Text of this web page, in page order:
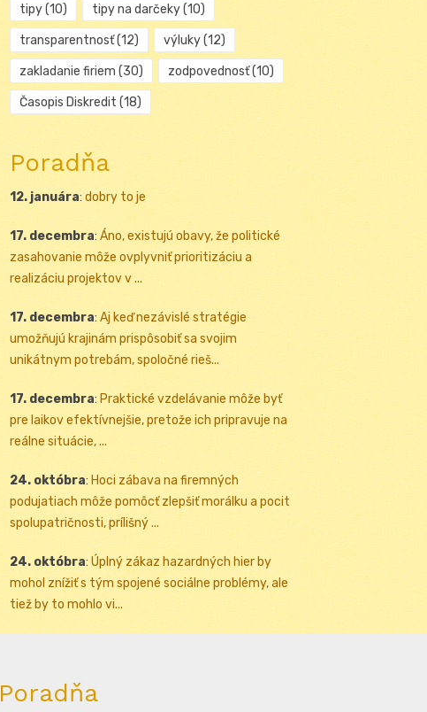
tipy(10) tipy na darčeky(10)
transparentnosť(12) výluky(12)
zakladanie firiem (30) zodpovednosť(10)
Časopis Diskredit (18)
Poradňa
12. januára: dobry to je
17. decembra: Áno, existujú obavy, že politické
zasahovanie môže ovplyvniť prioritizáciu a
realizáciu projektov v ...
17. decembra: Aj keď nezávislé stratégie
umožňujú krajinám prispôsobiť sa svojim
unikátnym potrebám, spoločné rieš...
17. decembra: Praktické vzdelávanie môže byť
pre laikov efektívnejšie, pretože ich pripravuje na
reálne situácie, ...
24. októbra: Hoci zábava na firemných
podujatiach môže pomôcť zlepšiť morálku a pocit
spolupatričnosti, prílišný ...
24. októbra: Úplný zákaz hazardných hier by
mohol znížiť s tým spojené sociálne problémy, ale
tiež by to mohlo vi...
Poradňa